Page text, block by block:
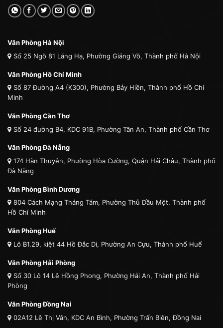
Văn Phòng Hà Nội
Số 25 Ngõ 81 Láng Hạ, Phường Giảng Võ, Thành phố Hà Nội
Văn Phòng Hồ Chí Minh
Số 87 Đường A4 (K300), Phường Bảy Hiền, Thành phố Hồ Chí
Minh
Văn Phòng Cần Thơ
Số 24 đường B4, KDC 91B, Phường Tân An, Thành phố Cần Thơ
Văn Phòng Đà Nẵng
174 Hàn Thuyên, Phường Hòa Cường, Quận Hải Châu, Thành phố
Đà Nẵng
Văn Phòng Bình Dương
804 Cách Mạng Tháng Tám, Phường Thủ Dầu Một, Thành phố
Hồ Chí Minh
Văn Phòng Huế
Lô B1.29, kiệt 44 Hồ Đắc Di, Phường An Cựu, Thành phố Huế
Văn Phòng Hải Phòng
Số 30 Lô 14 Lê Hồng Phong, Phường Hải An, Thành phố Hải
Phòng
Văn Phòng Đồng Nai
02A12 Lê Thị Vân, KDC An Bình, Phường Trấn Biên, Đồng Nai